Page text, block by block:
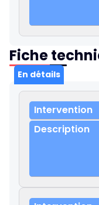
Fiche
En détails